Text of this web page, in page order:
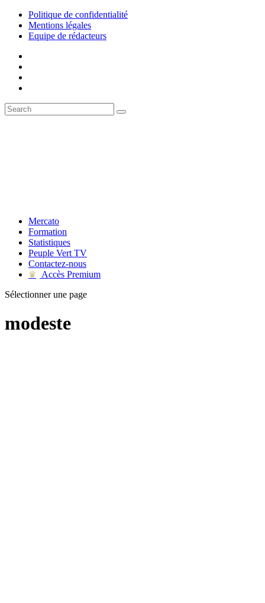
Politique de confidentialité
Mentions légales
Equipe de rédacteurs
Mercato
Formation
Statistiques
Peuple Vert TV
Contactez-nous
♛
Accès Premium
Sélectionner une page
modeste